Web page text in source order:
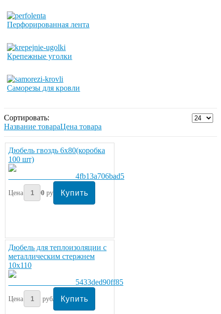
Перфорированная лента
Крепежные уголки
Саморезы для кровли
Сортировать:
Название товараЦена товара
Дюбель гвоздь 6х80(коробка
100 шт)
Цена: 300руб/шт.
Дюбель для теплоизоляции с
металлическим стержнем
10х110
Цена: 11 руб/шт.